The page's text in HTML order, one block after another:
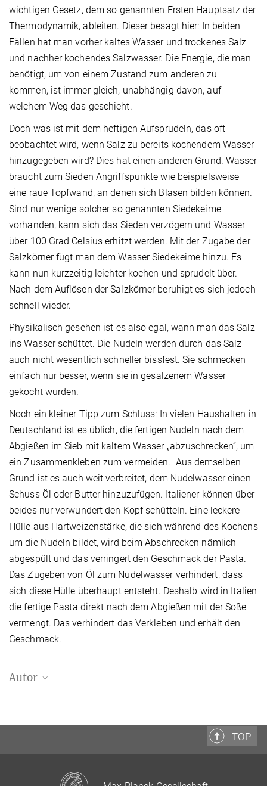
wichtigen Gesetz, dem so genannten Ersten Hauptsatz der
Thermodynamik, ableiten. Dieser besagt hier: In beiden
Fällen hat man vorher kaltes Wasser und trockenes Salz
und nachher kochendes Salzwasser. Die Energie, die man
benötigt, um von einem Zustand zum anderen zu
kommen, ist immer gleich, unabhängig davon, auf
welchem Weg das geschieht.
Doch was ist mit dem heftigen Aufsprudeln, das oft
beobachtet wird, wenn Salz zu bereits kochendem Wasser
hinzugegeben wird? Dies hat einen anderen Grund. Wasser
braucht zum Sieden Angriffspunkte wie beispielsweise
eine raue Topfwand, an denen sich Blasen bilden können.
Sind nur wenige solcher so genannten Siedekeime
vorhanden, kann sich das Sieden verzögern und Wasser
über 100 Grad Celsius erhitzt werden. Mit der Zugabe der
Salzkörner fügt man dem Wasser Siedekeime hinzu. Es
kann nun kurzzeitig leichter kochen und sprudelt über.
Nach dem Auflösen der Salzkörner beruhigt es sich jedoch
schnell wieder.
Physikalisch gesehen ist es also egal, wann man das Salz
ins Wasser schüttet. Die Nudeln werden durch das Salz
auch nicht wesentlich schneller bissfest. Sie schmecken
einfach nur besser, wenn sie in gesalzenem Wasser
gekocht wurden.
Noch ein kleiner Tipp zum Schluss: In vielen Haushalten in
Deutschland ist es üblich, die fertigen Nudeln nach dem
Abgießen im Sieb mit kaltem Wasser „abzuschrecken“, um
ein Zusammenkleben zum vermeiden. Aus demselben
Grund ist es auch weit verbreitet, dem Nudelwasser einen
Schuss Öl oder Butter hinzuzufügen. Italiener können über
beides nur verwundert den Kopf schütteln. Eine leckere
Hülle aus Hartweizenstärke, die sich während des Kochens
um die Nudeln bildet, wird beim Abschrecken nämlich
abgespült und das verringert den Geschmack der Pasta.
Das Zugeben von Öl zum Nudelwasser verhindert, dass
sich diese Hülle überhaupt entsteht. Deshalb wird in Italien
die fertige Pasta direkt nach dem Abgießen mit der Soße
vermengt. Das verhindert das Verkleben und erhält den
Geschmack.
Autor
TOP